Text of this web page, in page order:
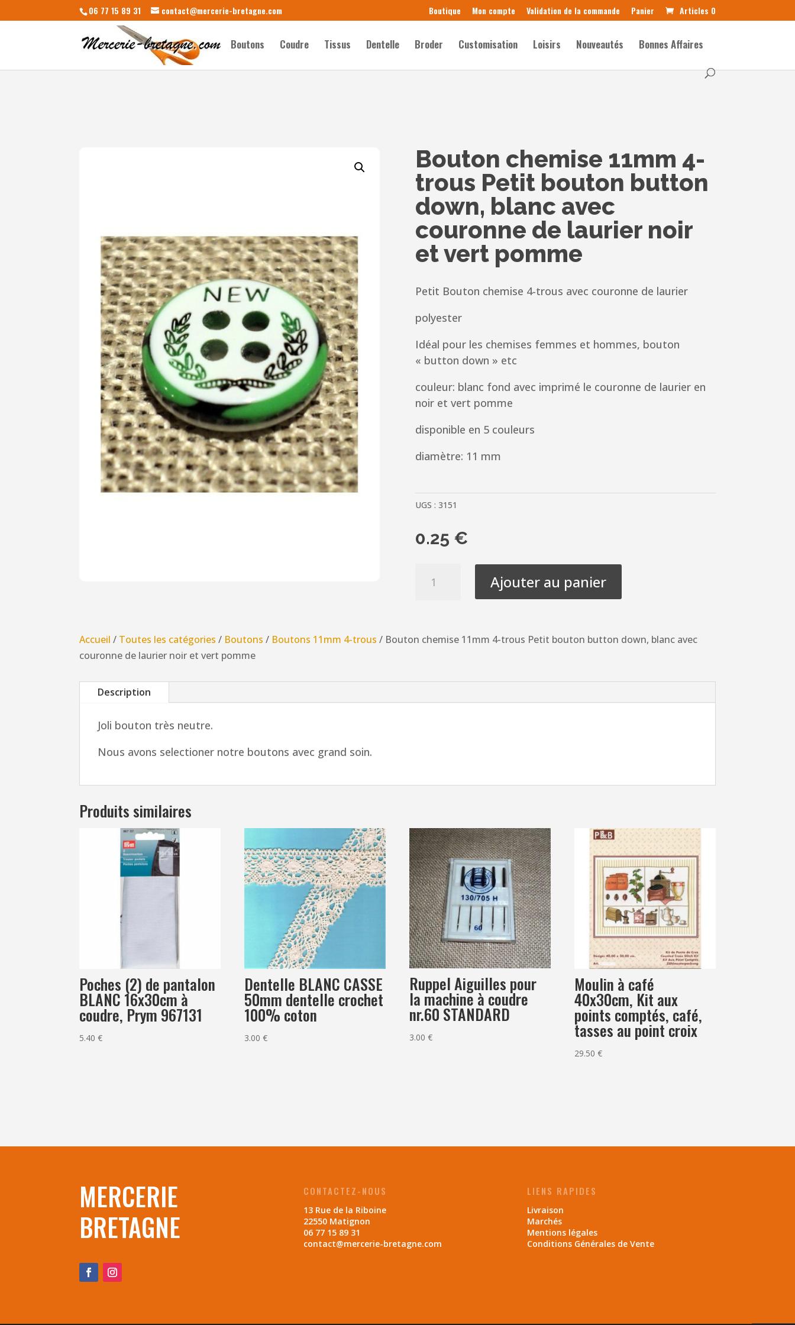
06 77 15 89 31 contact@mercerie-bretagne.com Boutique Mon compte Validation de la commande Panier Articles 0
Boutons Coudre Tissus Dentelle Broder Customisation Loisirs Nouveautés Bonnes Affaires
Bouton chemise 11mm 4-
trous Petit bouton button
down, blanc avec
couronne de laurier noir
et vert pomme
Petit Bouton chemise 4-trous avec couronne de laurier
polyester
Idéal pour les chemises femmes et hommes, bouton
« button down » etc
couleur: blanc fond avec imprimé le couronne de laurier en
noir et vert pomme
disponible en 5 couleurs
diamètre: 11 mm
UGS : 3151
0.25 €
11mm
Petit
noir
et
vert
pomme
Ajouter au panier
Accueil / Toutes les catégories / Boutons / Boutons 11mm 4-trous / Bouton chemise 11mm 4-trous Petit bouton button down, blanc avec
couronne de laurier noir et vert pomme
Description
Joli bouton très neutre.
Nous avons selectioner notre boutons avec grand soin.
Produits similaires
Poches (2) de pantalon
BLANC 16x30cm à
coudre, Prym 967131
5.40€
Dentelle BLANC CASSE
50mm dentelle crochet
100% coton
3.00€
Ruppel Aiguilles pour
la machine à coudre
nr.60 STANDARD
3.00€
Moulin à café
40x30cm, Kit aux
points comptés, café,
tasses au point croix
29.50€
MERCERIE
BRETAGNE
CONTACTEZ-NOUS
13 Rue de la Riboine
22550 Matignon
06 77 15 89 31
contact@mercerie-bretagne.com
LIENS RAPIDES
Livraison
Marchés
Mentions légales
Conditions Générales de Vente